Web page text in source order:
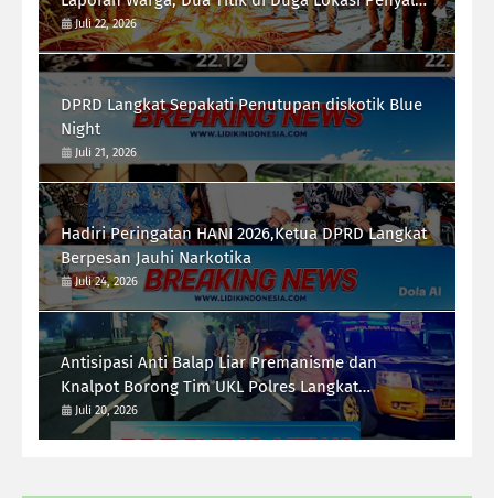
Gunaan Narkoba di Desa Bubun di Musnahkan
Juli 22, 2026
DPRD Langkat Sepakati Penutupan diskotik Blue
Night
Juli 21, 2026
Hadiri Peringatan HANI 2026,Ketua DPRD Langkat
Berpesan Jauhi Narkotika
Juli 24, 2026
Antisipasi Anti Balap Liar Premanisme dan
Knalpot Borong Tim UKL Polres Langkat
Laksanakan Patroli Malam
Juli 20, 2026